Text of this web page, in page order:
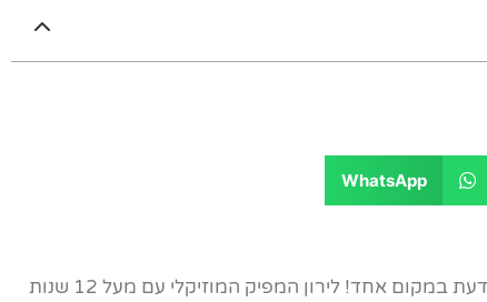
WhatsApp
אתר הבית של ברכות הכלה - כל מה שצריך לדעת במקום אחד! לירון המפיק המוזיקלי עם מעל 12 שנות